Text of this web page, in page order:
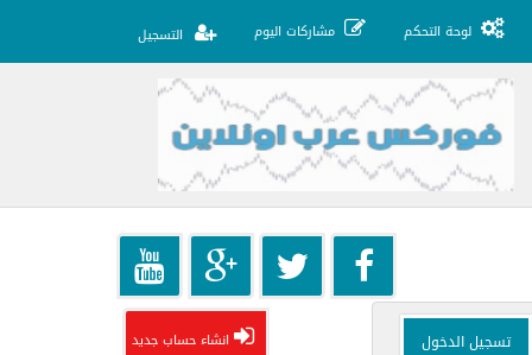
لوحة التحكم مشاركات اليوم التسجيل
انشاء حساب جديد